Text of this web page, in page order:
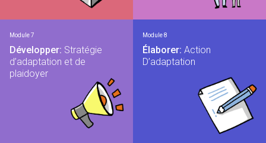
Module 7
Développer: Stratégie
d’adaptation et de
plaidoyer
Module 8
Élaborer: Action
D’adaptation